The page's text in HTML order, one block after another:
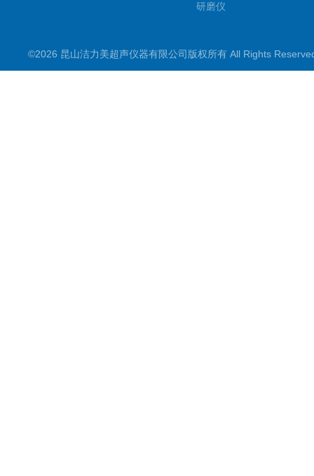
研磨仪
超声波水浴
©2026 昆山洁力美超声仪器有限公司版权所有 All Rights